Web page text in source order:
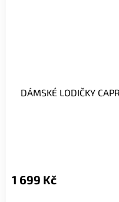
DÁMSKÉ LODIČKY
1 699 Kč